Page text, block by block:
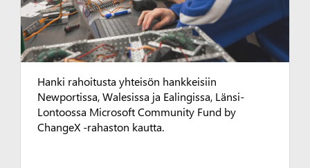
Hanki rahoitusta yhteisön hankkeisiin
Newportissa, Walesissa ja Ealingissa, Länsi-
Lontoossa Microsoft Community Fund by
ChangeX -rahaston kautta.